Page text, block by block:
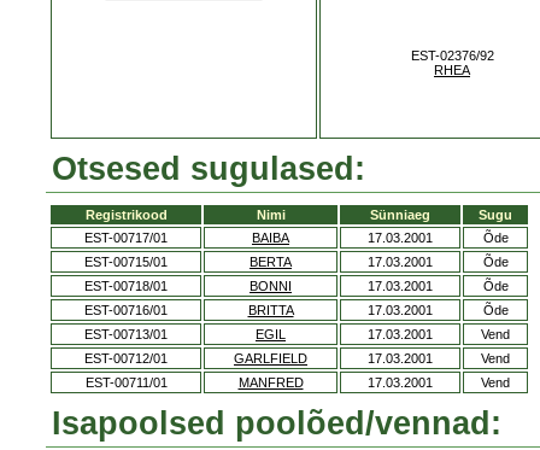
EST-02376/92
RHEA
Otsesed sugulased:
Registrikood Nimi Sünniaeg
Sugu
EST-00717/01
BAIBA 17.03.2001
Õde
EST-00715/01
BERTA 17.03.2001
Õde
EST-00718/01
BONNI 17.03.2001
Õde
EST-00716/01
BRITTA 17.03.2001
Õde
EST-00713/01
EGIL 17.03.2001
Vend
EST-00712/01
GARLFIELD 17.03.2001
Vend
EST-00711/01
MANFRED 17.03.2001 Vend
Isapoolsed poolõed/vennad: